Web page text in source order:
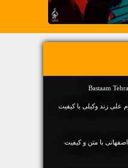
علی زند وکیلی با کیفیت
با متن و کیفیت